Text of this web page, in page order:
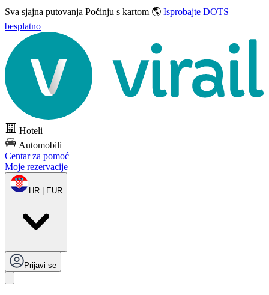
Sva sjajna putovanja Počinju s kartom 🌎 Isprobajte DOTS
besplatno
Hoteli
Automobili
Centar za pomoć
Moje rezervacije
HR | EUR
Prijavi se